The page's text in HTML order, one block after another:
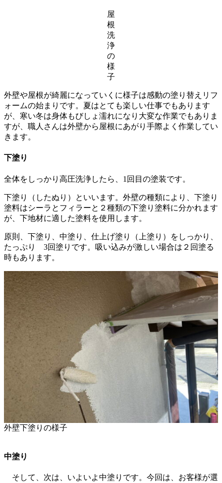
屋
根
洗
浄
の
様
子
外壁や屋根が綺麗になっていくに様子は感動の塗り替えリフ
ォームの始まりです。夏はとても楽しい仕事でもあります
が、寒い冬は身体もびしょ濡れになり大変な作業でもありま
すが、職人さんは外壁から屋根にあがり手際よく作業してい
きます。
下塗り
全体をしっかり高圧洗浄したら、1回目の塗装です。
下塗り（したぬり）といいます。外壁の種類により、下塗り
塗料はシーラとフィラーと２種類の下塗り塗料に分かれます
が、下地材に適した塗料を使用します。
原則、下塗り、中塗り、仕上げ塗り（上塗り）をしっかり、
たっぷり 3回塗りです。吸い込みが激しい場合は２回塗る
時もあります。
外壁下塗りの様子
中塗り
そして、次は、いよいよ中塗りです。今回は、お客様が選